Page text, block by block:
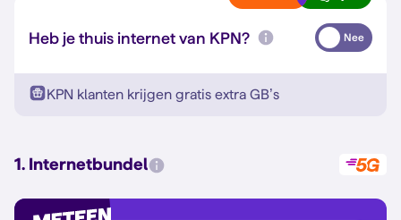
Heb je thuis internet van KPN? Nee
KPN klanten krijgen gratis extra GB’s
1. Internetbundel